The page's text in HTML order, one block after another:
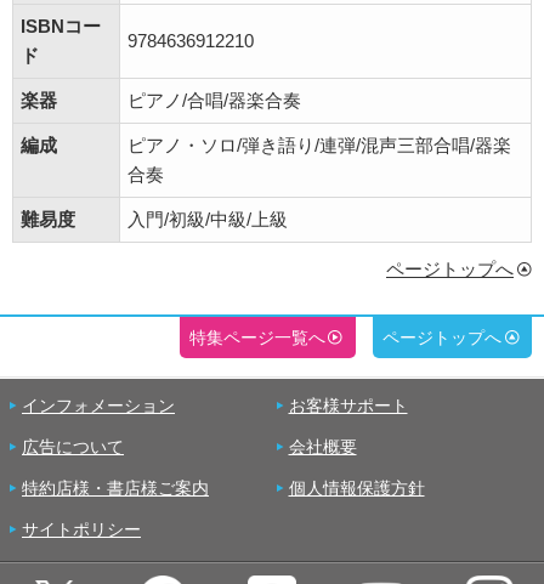
ISBNコー
ド
9784636912210
楽器 ピアノ/合唱/器楽合奏
編成
ピアノ・ソロ/弾き語り/連弾/混声三部合唱/器楽
合奏
難易度 入門/初級/中級/上級
ページトップへ
特集ページ一覧へ ページトップへ
インフォメーション お客様サポート
広告について 会社概要
特約店様・書店様ご案内 個人情報保護方針
サイトポリシー